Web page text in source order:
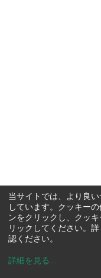
当サイトでは、より良
しています。クッキー
ンをクリックし、クッ
リックしてください。
認ください。
詳細を見る ...